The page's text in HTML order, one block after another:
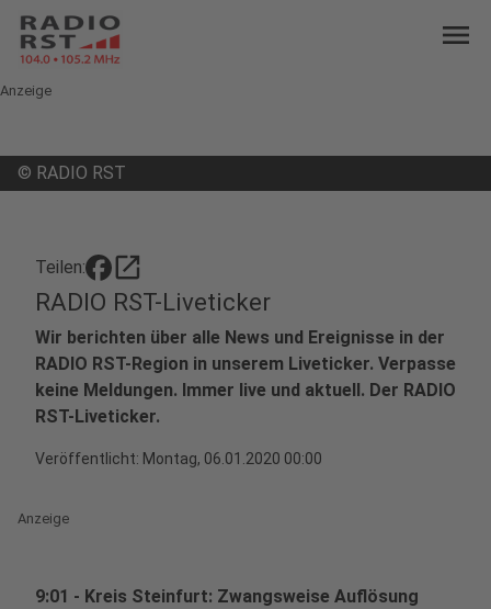
menu
Anzeige
© RADIO RST
Teilen: open_in_new
RADIO RST-Liveticker
Wir berichten über alle News und Ereignisse in der
RADIO RST-Region in unserem Liveticker. Verpasse
keine Meldungen. Immer live und aktuell. Der RADIO
RST-Liveticker.
Veröffentlicht: Montag, 06.01.2020 00:00
Anzeige
9:01 - Kreis Steinfurt: Zwangsweise Auflösung